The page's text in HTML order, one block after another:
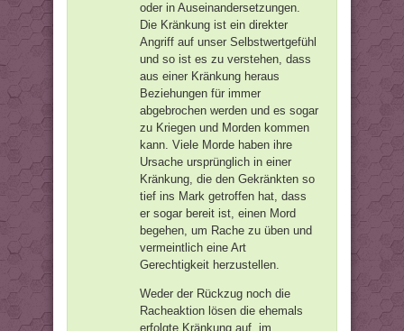
oder in Auseinandersetzungen.
Die Kränkung ist ein direkter
Angriff auf unser Selbstwertgefühl
und so ist es zu verstehen, dass
aus einer Kränkung heraus
Beziehungen für immer
abgebrochen werden und es sogar
zu Kriegen und Morden kommen
kann. Viele Morde haben ihre
Ursache ursprünglich in einer
Kränkung, die den Gekränkten so
tief ins Mark getroffen hat, dass
er sogar bereit ist, einen Mord
begehen, um Rache zu üben und
vermeintlich eine Art
Gerechtigkeit herzustellen.
Weder der Rückzug noch die
Racheaktion lösen die ehemals
erfolgte Kränkung auf, im